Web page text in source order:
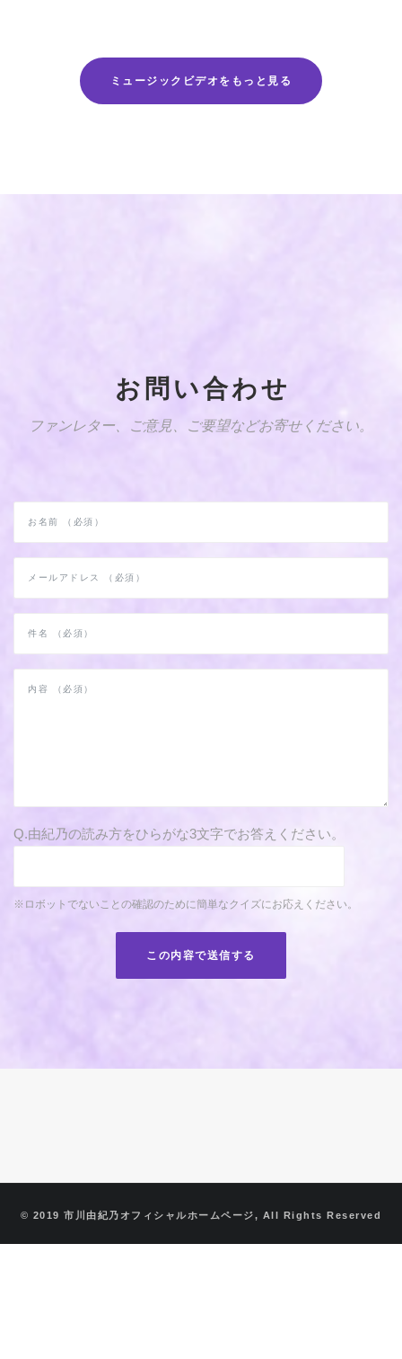
ミュージックビデオをもっと見る
お問い合わせ
ファンレター、ご意見、ご要望などお寄せください。
Q.由紀乃の読み方をひらがな3文字でお答えください。
※ロボットでないことの確認のために簡単なクイズにお応えください。
© 2019 市川由紀乃オフィシャルホームページ, All Rights Reserved